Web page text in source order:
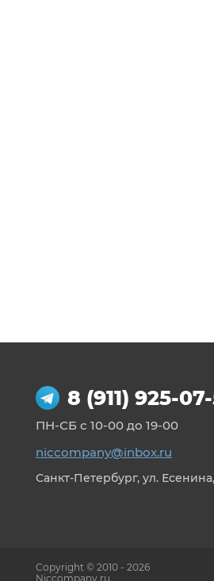
8 (911) 925-
ПН-СБ с 10-00 до 19-00
niccompany@inbox.ru
Санкт-Петербург, ул.
Copyright © 2010 - 2026
Niccompany.ru